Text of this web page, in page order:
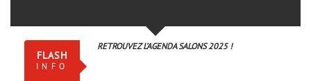
AAA
FLASH
INFO
RETROUVEZ L’AGENDA SALONS 2025 !